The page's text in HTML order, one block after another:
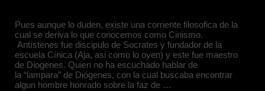
Pues aunque lo duden, existe una corriente filosofica de la
cual se deriva lo que conocemos como Cinismo.
Antístenes fue discipulo de Socrates y fundador de la
escuela Cínica (Aja, asi como lo oyen) y este fue maestro
de Diogenes. Quien no ha escuchado hablar de
la “lampara” de Diógenes, con la cual buscaba encontrar
algun hombre honrado sobre la faz de …